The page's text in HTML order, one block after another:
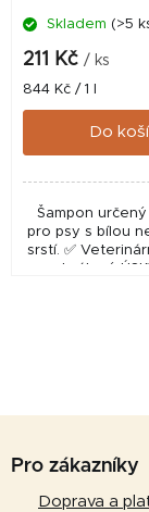
Skladem (>5
211 Kč / ks
Měrná
cena:
844 Kč / 1 l
Do
Šampon
pro psy s bílou
srstí. ✅
Pro zákazníky
Doprava a